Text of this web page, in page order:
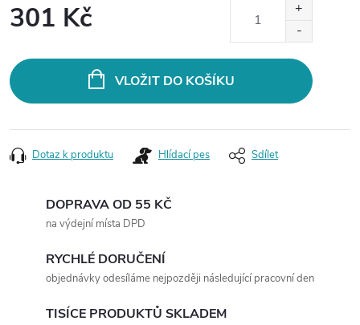
301 Kč
VLOŽIT DO KOŠÍKU
Dotaz k produktu Hlídací pes Sdílet
DOPRAVA OD 55 KČ
na výdejní místa DPD
RYCHLÉ DORUČENÍ
objednávky odesíláme nejpozději následující pracovní den
TISÍCE PRODUKTŮ SKLADEM